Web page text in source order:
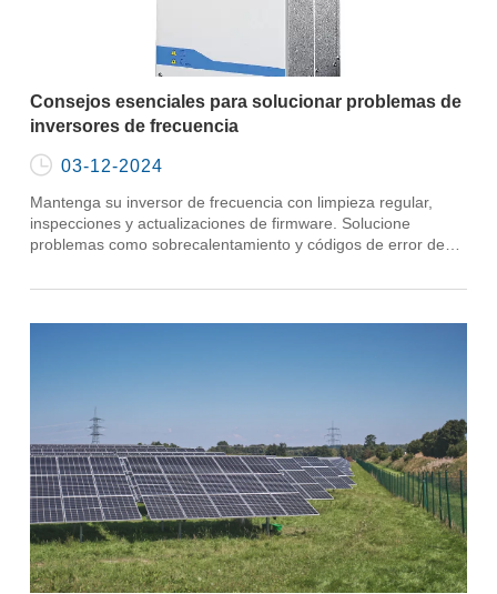
Consejos esenciales para solucionar problemas de
inversores de frecuencia
 03-12-2024
Mantenga su inversor de frecuencia con limpieza regular,
inspecciones y actualizaciones de firmware. Solucione
problemas como sobrecalentamiento y códigos de error de